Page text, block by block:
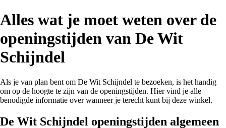
Alles wat je moet weten over de
openingstijden van De Wit
Schijndel
Als je van plan bent om De Wit Schijndel te bezoeken, is het handig
om op de hoogte te zijn van de openingstijden. Hier vind je alle
benodigde informatie over wanneer je terecht kunt bij deze winkel.
De Wit Schijndel openingstijden algemeen